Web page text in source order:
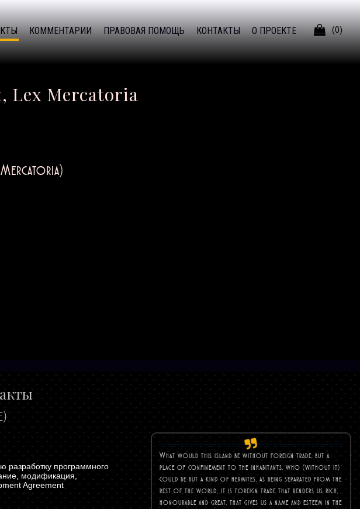
КОММЕНТАРИИ ПРАВОВАЯ ПОМОЩЬ КОНТАКТЫ О ПРОЕКТЕ  (0)
Lex Mercatoria
разработку программного
модификация,
Agreement
What would this island be without foreign trade, but a
place of confinement to the inhabitants, who (without it)
could be but a kind of hermites, as being separated from the
rest of the world; it is foreign trade that renders us rich,
honourable and great, that gives us a name and esteem in the